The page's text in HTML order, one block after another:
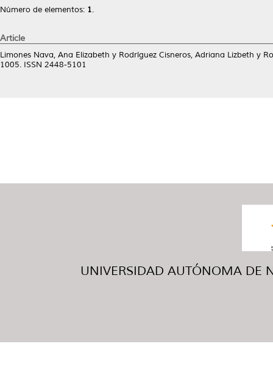
Número de elementos: 1.
Article
Limones Nava, Ana Elizabeth y Rodríguez Cisneros, Adriana Lizbeth y
1005. ISSN 2448-5101
UNIVERSIDAD AUTÓNOMA DE